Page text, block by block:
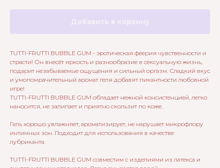
TUTTI-FRUTTI BUBBLE GUM - эротическая феерия чувственности и
страсти! Он внесёт яркость и разнообразие в сексуальную жизнь,
подарит незабываемые ощущения и сильный оргазм. Сладкий вкус
и умопомрачительный аромат геля добавят пикантности любовной
игре!
TUTTI-FRUTTI BUBBLE GUM обладает нежной консистенцией, легко
наносится, не залипает и приятно скользит по коже.
Гель хорошо увлажняет, ароматизирует, не нарушает микрофлору
интимных зон. Подходит для использования в качестве
лубриканта.
TUTTI-FRUTTI BUBBLE GUM совместим с изделиями из латекса и